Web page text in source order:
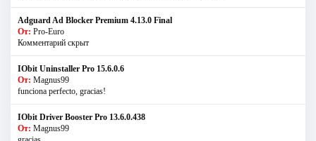
Adguard Ad Blocker Premium 4.13.0 Final
От: Pro-Euro
Комментарий скрыт
IObit Uninstaller Pro 15.6.0.6
От: Magnus99
funciona perfecto, gracias!
IObit Driver Booster Pro 13.6.0.438
От: Magnus99